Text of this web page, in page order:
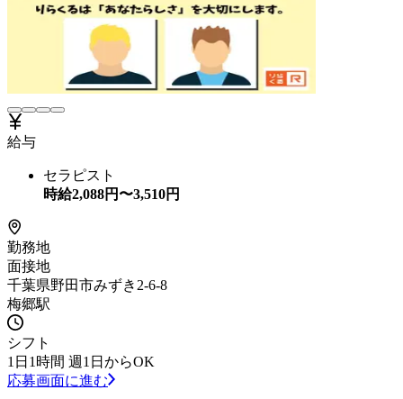
給与
セラピスト
時給2,088円〜3,510円
勤務地
面接地
千葉県野田市みずき2-6-8
梅郷駅
シフト
1日1時間 週1日からOK
応募画面に進む